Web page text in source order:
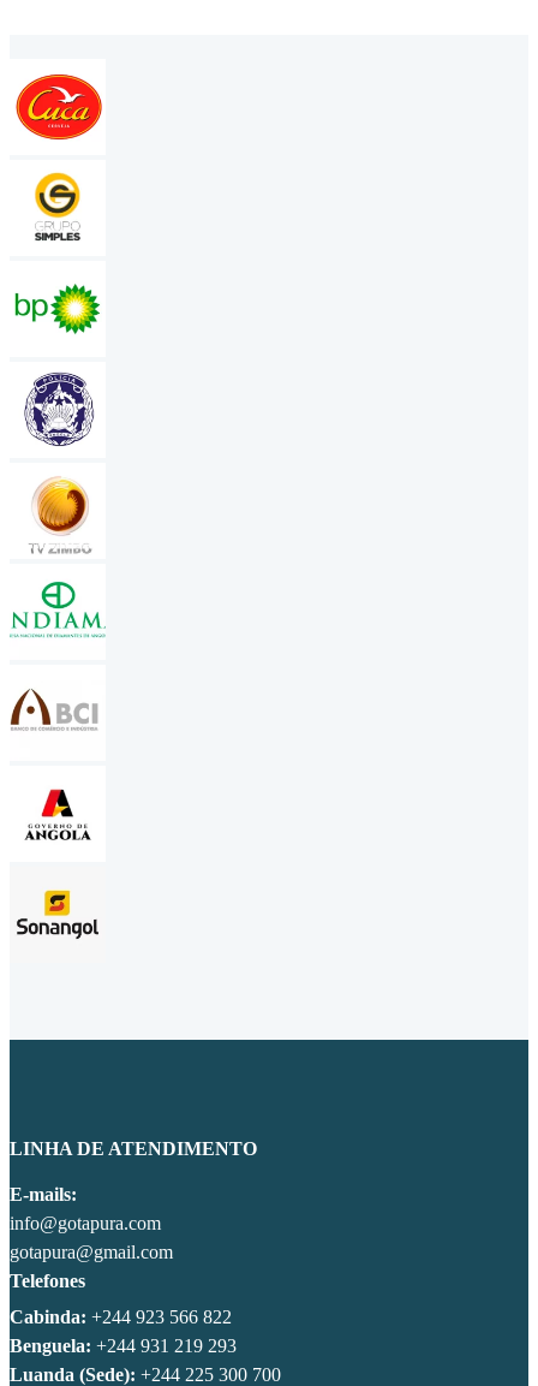
LINHA DE ATENDIMENTO
E-mails:
info@gotapura.com
gotapura@gmail.com
Telefones
Cabinda: +244 923 566 822
Benguela: +244 931 219 293
Luanda (Sede): +244 225 300 700